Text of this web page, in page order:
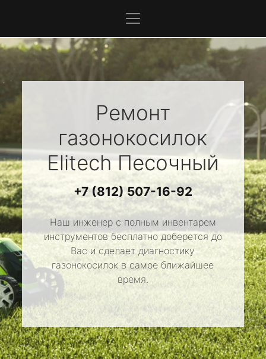
Ремонт
газонокосилок
ElitechПесочный
+7 (812) 507-16-92
Наш инженер с полным инвентарем
инструментов бесплатно доберется до
Вас и сделает диагностику
газонокосилок в самое ближайшее
время.